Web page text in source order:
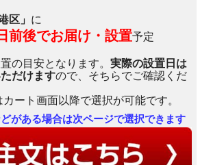
区」 に
前後でお届け・設置予定
の目安となります。 実際の設置日は
だけますので、そちらでご確認くだ
ート画面以降で選択が可能です。
がある場合は次ページで選択できます